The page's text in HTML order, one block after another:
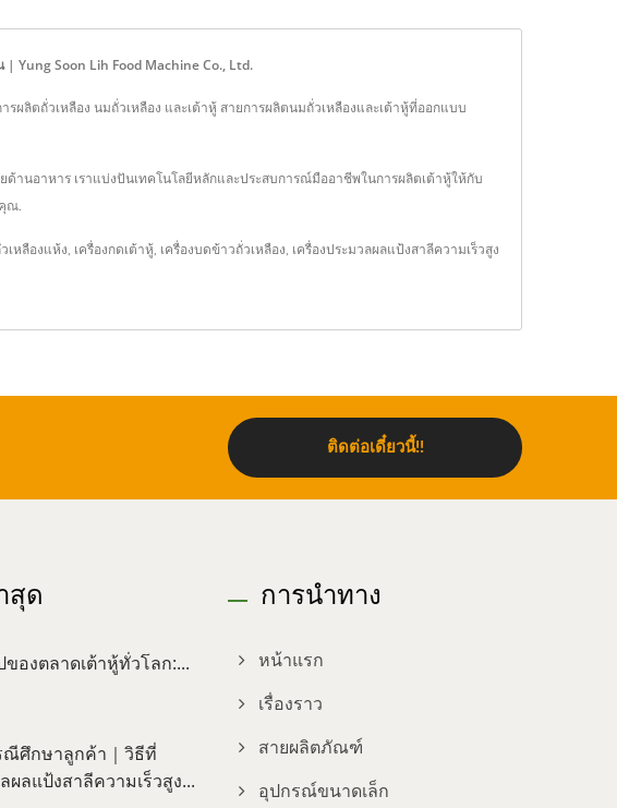
Yung Soon Lih Food Machine Co., Ltd.
ผลิตถั่วเหลือง นมถั่วเหลือง และเต้าหู้ สายการผลิตนมถั่วเหลืองและเต้าหู้ที่ออกแบบ
ด้านอาหาร เราแบ่งปันเทคโนโลยีหลักและประสบการณ์มืออาชีพในการผลิตเต้าหู้ให้กับ
ณ.
เหลืองแห้ง เครื่องกดเต้าหู้ เครื่องบดข้าวถั่วเหลือง เครื่องประมวลผลแป้งสาลีความเร็วสูง
ติดต่อเดี๋ยวนี้!!
สุด
องตลาดเต้าหู้ทั่วโลก:...
ณีศึกษาลูกค้า｜วิธีที่
ผลแป้งสาลีความเร็วสูง...
การนำทาง
หน้าแรก
เรื่องราว
สายผลิตภัณฑ์
อุปกรณ์ขนาดเล็ก